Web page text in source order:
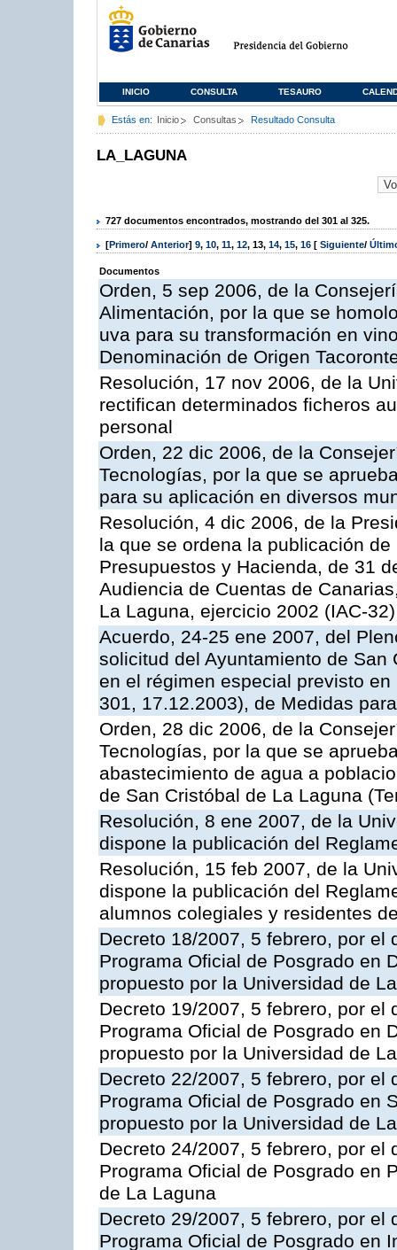
INICIO CONSULTA TESAURO
Estás en: Inicio Consultas Resultado Consulta
LA_LAGUNA
727 documentos encontrados, mostrando del 301 al 325.
[Primero/ Anterior] 9, 10, 11, 12, 13, 14, 15, 16 [ Siguiente/
Documentos
Orden, 5 sep 2006, de la
Alimentación, por la que se
uva para su transformación en
Denominación de Origen
Resolución, 17 nov 2006, de la
rectifican determinados ficheros
personal
Orden, 22 dic 2006, de la
Tecnologías, por la que se
para su aplicación en diversos
Resolución, 4 dic 2006, de la
la que se ordena la publicación
Presupuestos y Hacienda, de 31
Audiencia de Cuentas de
La Laguna, ejercicio 2002 (IAC-32)
Acuerdo, 24-25 ene 2007, del
solicitud del Ayuntamiento de
en el régimen especial previsto
301, 17.12.2003), de Medidas
Orden, 28 dic 2006, de la
Tecnologías, por la que se
abastecimiento de agua a
de San Cristóbal de La Laguna
Resolución, 8 ene 2007, de la
dispone la publicación del
Resolución, 15 feb 2007, de la
dispone la publicación del
alumnos colegiales y residentes
Decreto 18/2007, 5 febrero, por
Programa Oficial de Posgrado en
propuesto por la Universidad de
Decreto 19/2007, 5 febrero, por
Programa Oficial de Posgrado en
propuesto por la Universidad de
Decreto 22/2007, 5 febrero, por
Programa Oficial de Posgrado en
propuesto por la Universidad de
Decreto 24/2007, 5 febrero, por
Programa Oficial de Posgrado en
de La Laguna
Decreto 29/2007, 5 febrero, por
Programa Oficial de Posgrado en